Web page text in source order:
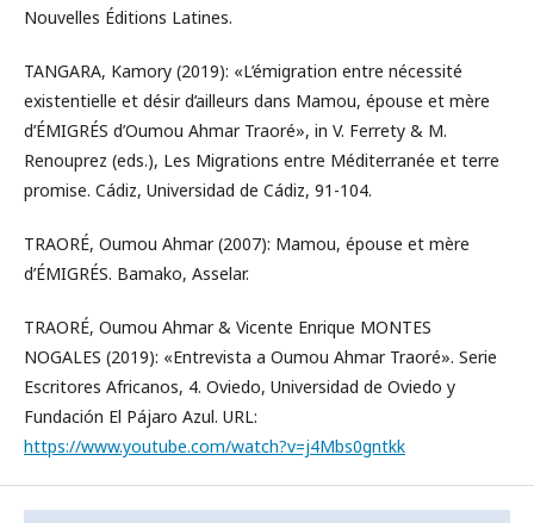
Nouvelles Éditions Latines.
TANGARA, Kamory (2019): «L’émigration entre nécessité
existentielle et désir d’ailleurs dans Mamou, épouse et mère
d’ÉMIGRÉS d’Oumou Ahmar Traoré», in V. Ferrety & M.
Renouprez (eds.), Les Migrations entre Méditerranée et terre
promise. Cádiz, Universidad de Cádiz, 91-104.
TRAORÉ, Oumou Ahmar (2007): Mamou, épouse et mère
d’ÉMIGRÉS. Bamako, Asselar.
TRAORÉ, Oumou Ahmar & Vicente Enrique MONTES
NOGALES (2019): «Entrevista a Oumou Ahmar Traoré». Serie
Escritores Africanos, 4. Oviedo, Universidad de Oviedo y
Fundación El Pájaro Azul. URL:
https://www.youtube.com/watch?v=j4Mbs0gntkk